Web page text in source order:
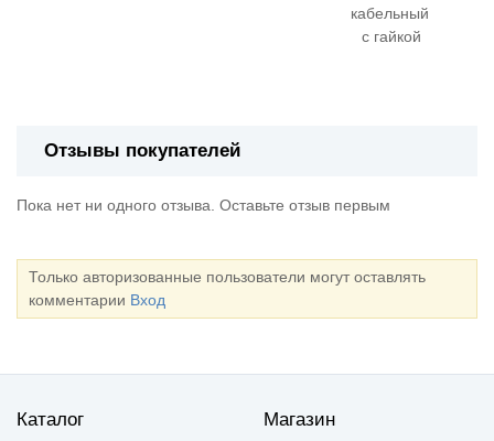
кабельный
с гайкой
Отзывы покупателей
Пока нет ни одного отзыва. Оставьте отзыв первым
Только авторизованные пользователи могут оставлять
комментарии Вход
Каталог Магазин